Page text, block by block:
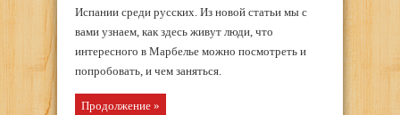
Испании среди русских. Из новой статьи мы с
вами узнаем, как здесь живут люди, что
интересного в Марбелье можно посмотреть и
попробовать, и чем заняться.
Продолжение »